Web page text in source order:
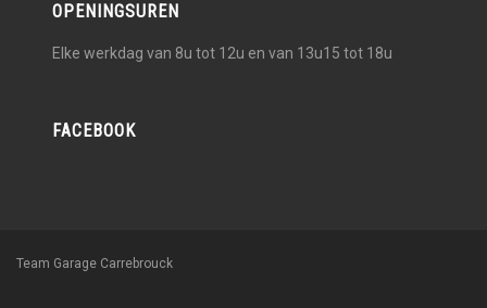
OPENINGSUREN
Elke werkdag van 8u tot 12u en van 13u15 tot 18u
FACEBOOK
Team Garage Carrebrouck